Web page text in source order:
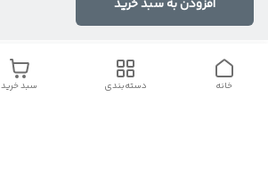
افزودن به سبد خرید
سبد خرید دسته‌بندی خانه